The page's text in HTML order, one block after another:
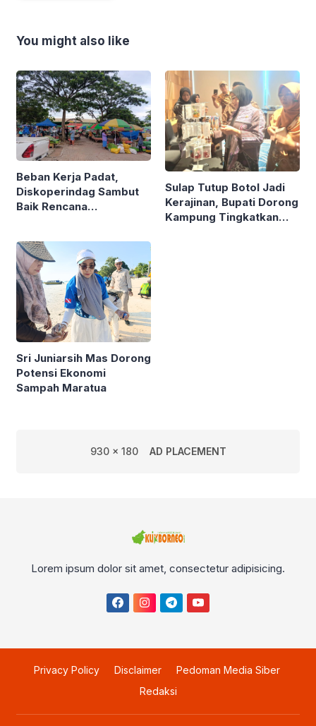
You might also like
Beban Kerja Padat,
Diskoperindag Sambut
Baik Rencana
Sulap Tutup Botol Jadi
Kerajinan, Bupati Dorong
Kampung Tingkatkan
Sri Juniarsih Mas Dorong
Potensi Ekonomi
Sampah Maratua
930 x 180 AD PLACEMENT
Lorem ipsum dolor sit amet, consectetur adipisicing.
Privacy Policy Disclaimer
Pedoman Media Siber
Redaksi